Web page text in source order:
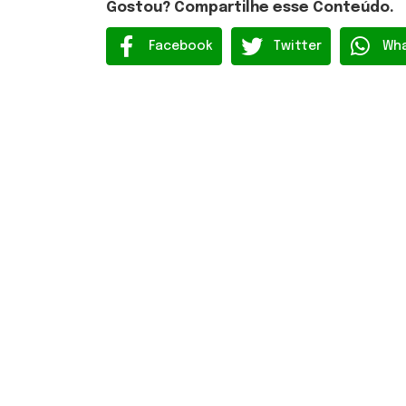
Gostou? Compartilhe esse Conteúdo.
Facebook Twitter